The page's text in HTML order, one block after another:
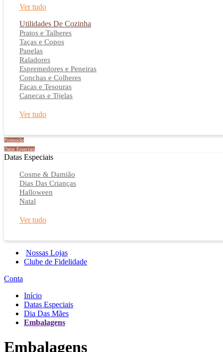
Ver tudo
Utilidades De Cozinha
Pratos e Talheres
Taças e Copos
Panelas
Raladores
Espremedores e Peneiras
Conchas e Colheres
Facas e Tesouras
Canecas e Tijelas
Ver tudo
Promoção
Datas Especiais
Datas Especiais
Cosme & Damião
Dias Das Crianças
Halloween
Natal
Ver tudo
Nossas Lojas
Clube de Fidelidade
Conta
Início
Datas Especiais
Dia Das Mães
Embalagens
Embalagens